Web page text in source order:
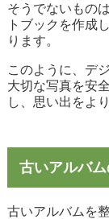
そうでないもの
トブックを作成
ります。
このように、デ
大切な写真を安
し、思い出をよ
古いアルバ
古いアルバムを